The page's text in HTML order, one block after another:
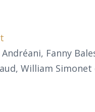
Fanny
William Simonet